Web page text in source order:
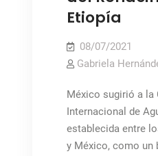
Etiopía
08/07/2021
Gabriela
México sugirió a la
Internacional de
establecida entre
y México, como un